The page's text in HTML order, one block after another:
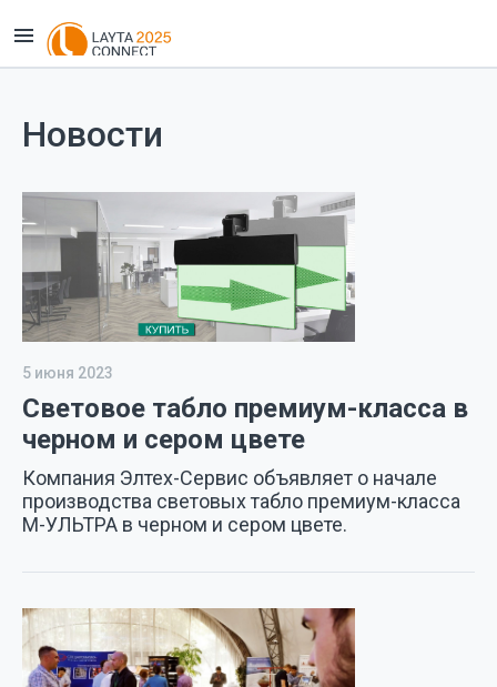
Новости
5 июня 2023
Световое табло премиум-класса в
черном и сером цвете
Компания Элтех-Сервис объявляет о начале
производства световых табло премиум-класса
М-УЛЬТРА в черном и сером цвете.